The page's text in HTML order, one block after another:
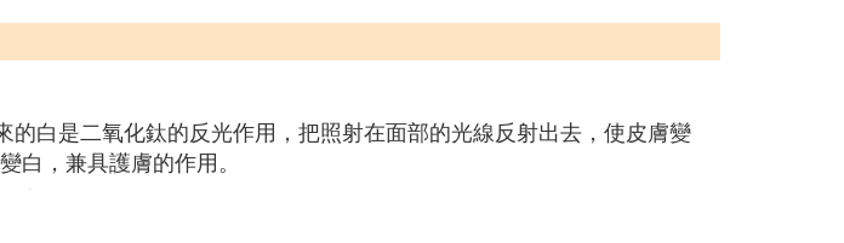
白是二氧化鈦的反光作用，把照射在面部的光線反射出去，使皮膚變
白，兼具護膚的作用。